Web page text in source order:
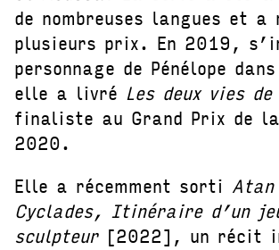
de nombreuses langues et a
plusieurs prix. En 2019,
personnage de Pénélope
elle a livré Les deux vies de
finaliste au Grand Prix de
2020.
Elle a récemment sorti
Cyclades, Itinéraire d’un
sculpteur[2022], un récit